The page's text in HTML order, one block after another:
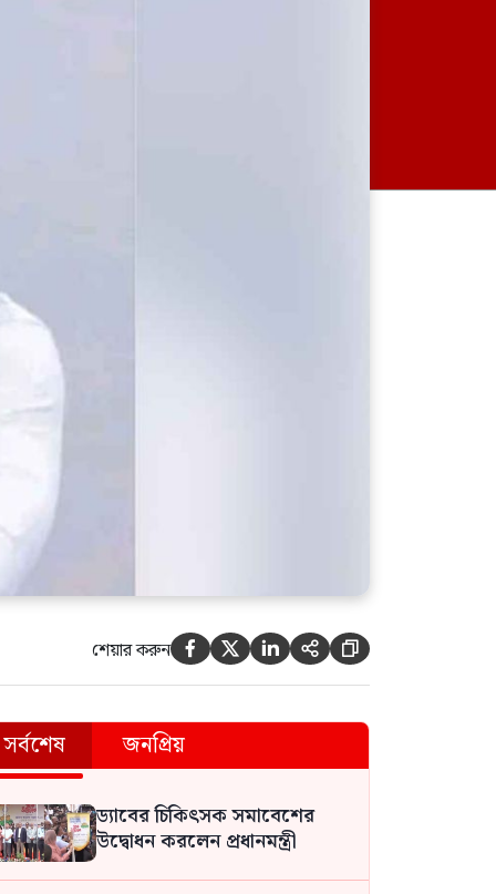
শেয়ার করুন     
সর্বশেষ জনপ্রিয়
ড্যাবের চিকিৎসক সমাবেশের
উদ্বোধন করলেন প্রধানমন্ত্রী